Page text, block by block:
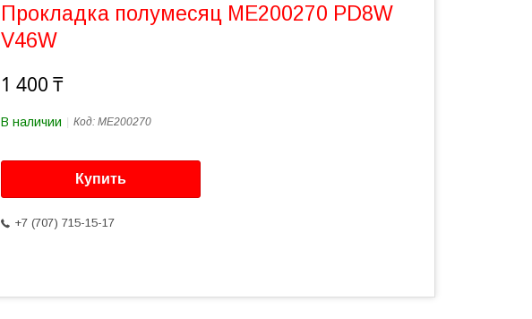
Прокладка полумесяц ME200270 PD8W
V46W
1 400 ₸
В наличии Код: ME200270
Купить
+7 (707) 715-15-17